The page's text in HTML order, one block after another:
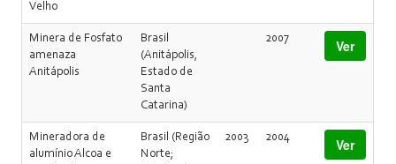
Velho
Minera de Fosfato
amenaza
Anitápolis
Brasil
(Anitápolis,
Estado de
Santa
Catarina)
2007 Ver
Mineradora de
alumínio Alcoa e
Brasil (Região
Norte;
2003 2004 Ver